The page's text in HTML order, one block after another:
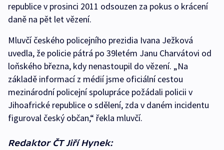
republice v prosinci 2011 odsouzen za pokus o krácení
daně na pět let vězení.
Mluvčí českého policejního prezidia Ivana Ježková
uvedla, že policie pátrá po 39letém Janu Charvátovi od
loňského března, kdy nenastoupil do vězení. „Na
základě informací z médií jsme oficiální cestou
mezinárodní policejní spolupráce požádali policii v
Jihoafrické republice o sdělení, zda v daném incidentu
figuroval český občan,“ řekla mluvčí.
Redaktor ČT Jiří Hynek: